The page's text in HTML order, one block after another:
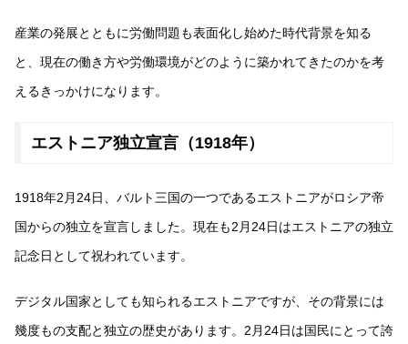
産業の発展とともに労働問題も表面化し始めた時代背景を知る
と、現在の働き方や労働環境がどのように築かれてきたのかを考
えるきっかけになります。
エストニア独立宣言（1918年）
1918年2月24日、バルト三国の一つであるエストニアがロシア帝
国からの独立を宣言しました。現在も2月24日はエストニアの独立
記念日として祝われています。
デジタル国家としても知られるエストニアですが、その背景には
幾度もの支配と独立の歴史があります。2月24日は国民にとって誇